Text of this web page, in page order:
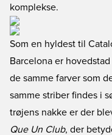
komplekse.
Som en hyldest til
Barcelona er
de samme farver som
samme striber findes i
trøjens nakke er der
Que Un Club, der